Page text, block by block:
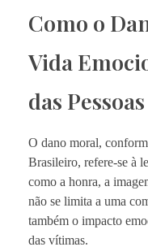
Como o
Vida
das Pessoas
O dano moral,
Brasileiro, refere-se à
como a honra, a
não se limita a uma
também o impacto
das vítimas.